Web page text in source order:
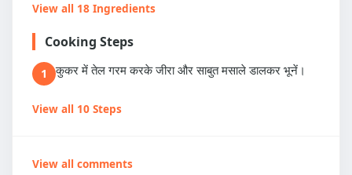
View all 18 Ingredients
Cooking Steps
1 कुकर में तेल गरम करके जीरा और साबुत मसाले डालकर भूनें।
View all 10 Steps
View all comments